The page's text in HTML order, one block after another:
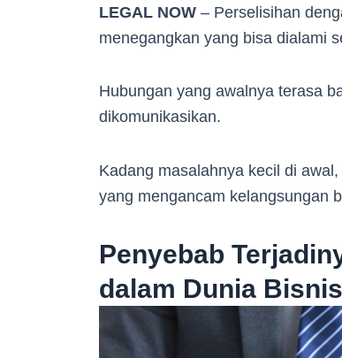
LEGAL NOW – Perselisihan
menegangkan yang bisa dialami
Hubungan yang awalnya terasa
dikomunikasikan.
Kadang masalahnya kecil di
yang mengancam kelangsungan
Penyebab
dalam Dunia Bisnis